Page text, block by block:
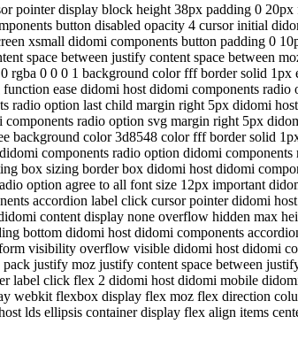
pointer display block height 38px padding 0
button disabled opacity 4 cursor initial
xsmall didomi components button padding 0
space between justify content space between
rgba 0 0 0 1 background color fff border solid
ease didomi host didomi components
radio option last child margin right 5px didomi
radio option svg margin right 5px
background color 3d8548 color fff border solid
components radio option didomi
box sizing border box didomi host didomi
option agree to all font size 12px important
accordion label click cursor pointer didomi
content display none overflow hidden max
bottom didomi host didomi components
visibility overflow visible didomi host didomi
justify moz justify content space between
label click flex 2 didomi host didomi mobile
webkit flexbox display flex moz flex direction
lds ellipsis container display flex align items